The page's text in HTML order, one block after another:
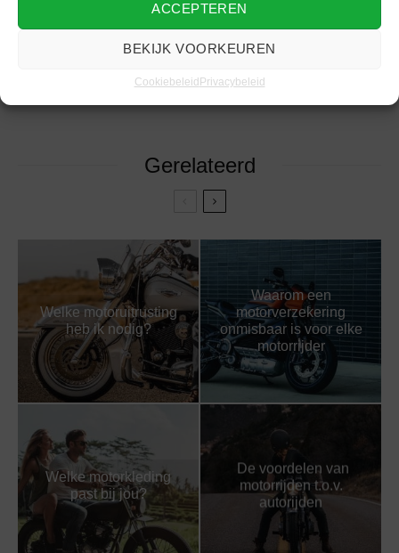
ACCEPTEREN
BEKIJK VOORKEUREN
CookiebeleidPrivacybeleid
GADGETS MOTOR MOTOREN ROUTE
Gerelateerd
Welke motoruitrusting
heb ik nodig?
Waarom een
motorverzekering
onmisbaar is voor elke
motorrijder
Welke motorkleding
past bij jou?
De voordelen van
motorrijden t.o.v.
autorijden